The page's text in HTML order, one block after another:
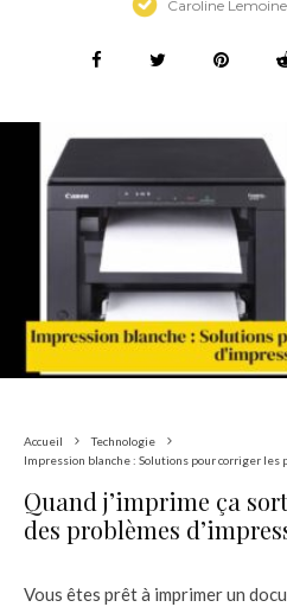
Caroline Lemoine
Accueil
Technologie
Impression blanche : Solutions pour corriger les
Quand j’imprime ça
des problèmes
Vous êtes prêt à imprimer un